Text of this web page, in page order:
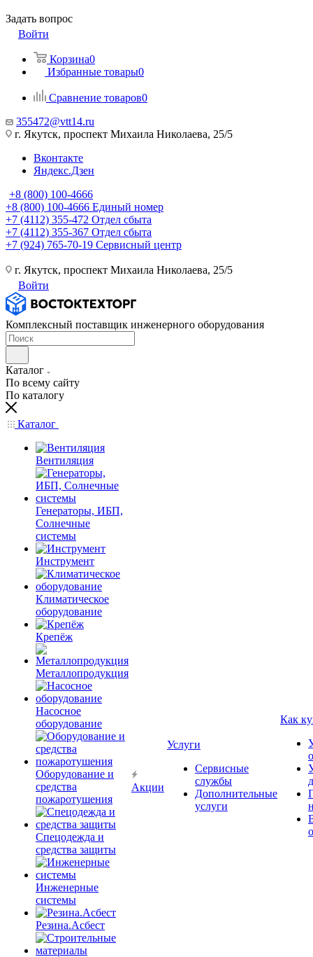
Задать вопрос
Войти
Корзина0
Избранные товары0
Сравнение товаров0
355472@vtt14.ru
г. Якутск, проспект Михаила Николаева, 25/5
Вконтакте
Яндекс.Дзен
+8 (800) 100-4666
+8 (800) 100-4666 Единый номер
+7 (4112) 355-472 Отдел сбыта
+7 (4112) 355-367 Отдел сбыта
+7 (924) 765-70-19 Сервисный центр
г. Якутск, проспект Михаила Николаева, 25/5
Войти
Комплексный поставщик инженерного оборудования
Каталог
По всему сайту
По каталогу
Каталог
Вентиляция
Генераторы, ИБП,
Солнечные
системы
Инструмент
Климатическое
оборудование
Крепёж
Металлопродукция
Насосное
оборудование
Оборудование и
средства
пожаротушения
Спецодежда и
средства защиты
Инженерные
системы
Резина.Асбест
Акции
Услуги
Сервисные
службы
Дополнительные
услуги
Как